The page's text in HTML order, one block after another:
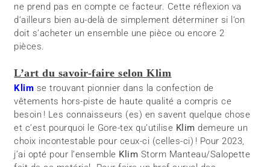
ne prend pas en compte ce facteur. Cette réflexion va
d’ailleurs bien au-delà de simplement déterminer si l’on
doit s’acheter un ensemble une pièce ou encore 2
pièces.
L’art du savoir-faire selon Klim
Klim se trouvant pionnier dans la confection de
vêtements hors-piste de haute qualité a compris ce
besoin ! Les connaisseurs (es) en savent quelque chose
et c’est pourquoi le Gore-tex qu’utilise Klim demeure un
choix incontestable pour ceux-ci (celles-ci) ! Pour 2023,
j’ai opté pour l’ensemble Klim Storm Manteau/Salopette